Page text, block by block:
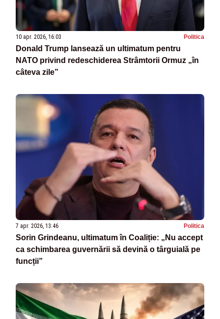
10 apr. 2026, 16:03 Politica
Donald Trump lansează un ultimatum pentru
NATO privind redeschiderea Strâmtorii Ormuz „în
câteva zile”
7 apr. 2026, 13:46 Politica
Sorin Grindeanu, ultimatum în Coaliție: „Nu accept
ca schimbarea guvernării să devină o târguială pe
funcții”